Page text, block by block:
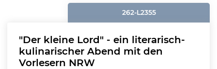
262-L2355
"Der kleine Lord" - ein literarisch-
kulinarischer Abend mit den
Vorlesern NRW